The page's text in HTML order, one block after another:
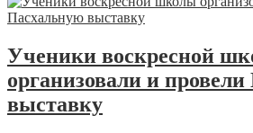
Ученики воскресной
организовали и
выставку